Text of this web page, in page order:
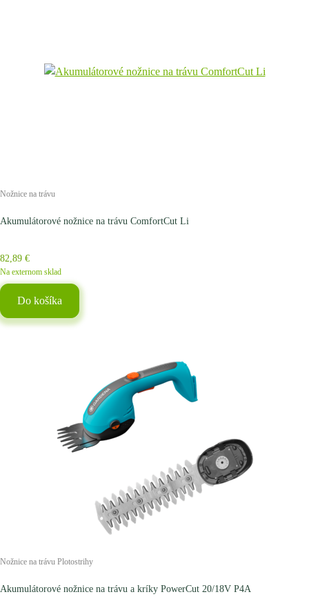
Nožnice na trávu
Akumulátorové nožnice na trávu ComfortCut Li
82,89 €
Na externom sklad
Do košíka
Nožnice na trávu Plotostrihy
Akumulátorové nožnice na trávu a kríky PowerCut 20/18V P4A